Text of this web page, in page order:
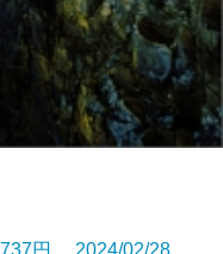
円 2024/02/28